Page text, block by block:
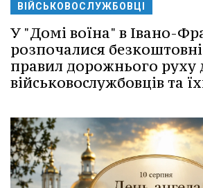
ВІЙСЬКОВОСЛУЖБОВЦІ
У "Домі воїна" в Івано-
розпочалися
правил дорожнього руху
військовослужбовців та